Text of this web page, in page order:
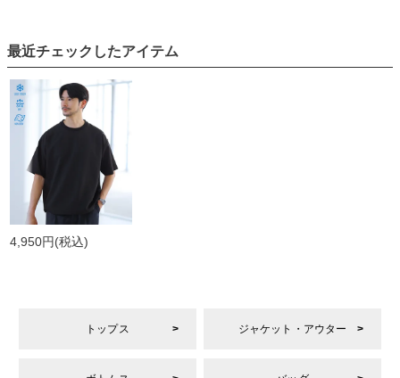
最近チェックしたアイテム
4,950円(税込)
トップス ジャケット・アウター